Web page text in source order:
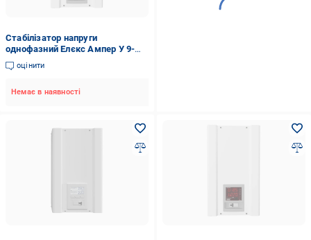
Стабілізатор напруги
однофазний Елєкс Ампер У 9-
1/25 v2.1 5,5 кВт 25 А
оцінити
Немає в наявності